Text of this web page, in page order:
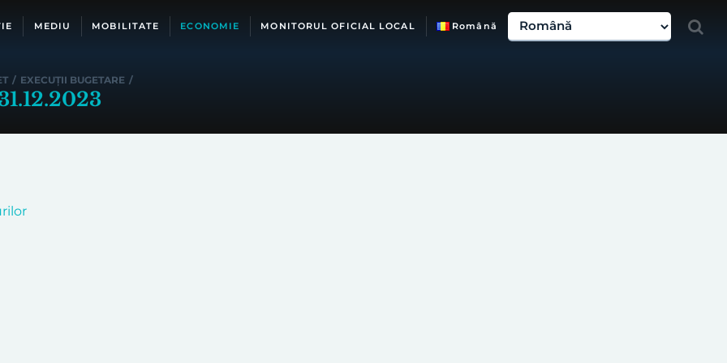
MEDIU MOBILITATE ECONOMIE MONITORUL OFICIAL LOCAL Română
/ EXECUȚII BUGETARE /